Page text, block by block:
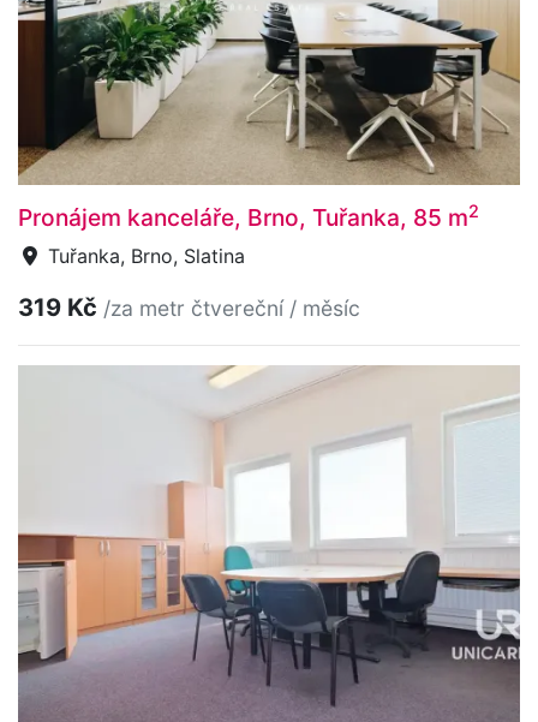
Pronájem kanceláře, Brno, Tuřanka, 85 m2
Tuřanka, Brno, Slatina
319 Kč /za metr čtvereční / měsíc